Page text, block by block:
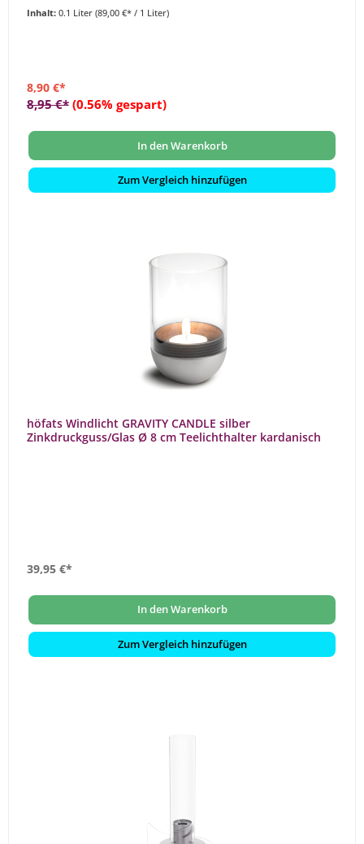
Inhalt: 0.1 Liter (89,00 €* / 1 Liter)
8,90 €*
8,95 €* (0.56% gespart)
In den Warenkorb
Zum Vergleich hinzufügen
höfats Windlicht GRAVITY CANDLE silber
Zinkdruckguss/Glas Ø 8 cm Teelichthalter kardanisch
39,95 €*
In den Warenkorb
Zum Vergleich hinzufügen